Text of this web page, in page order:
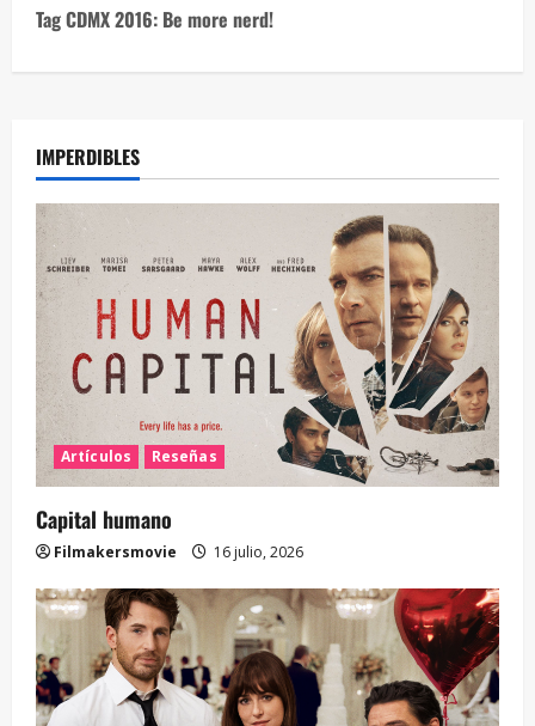
Tag CDMX 2016: Be more nerd!
IMPERDIBLES
Artículos Reseñas
Capital humano
Filmakersmovie 16 julio, 2026